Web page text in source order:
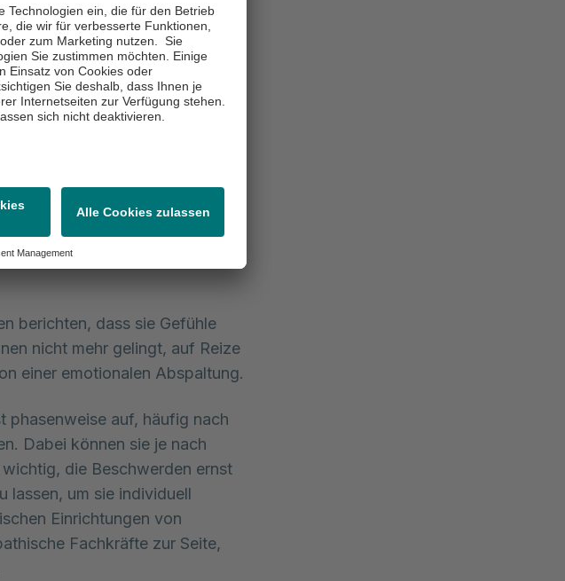
Sie treten in der Regel
auf und gehen nicht mit
Anfalls einher.
Körper
und regiert nicht auf
Dabei ist die
berichten, dass sie Gefühle
nicht mehr gelingt, auf Reize
einer emotionalen Abspaltung.
phasenweise auf, häufig nach
Dabei können sie je nach
die Beschwerden ernst
lassen, um sie individuell
Einrichtungen von
Fachkräfte zur Seite,